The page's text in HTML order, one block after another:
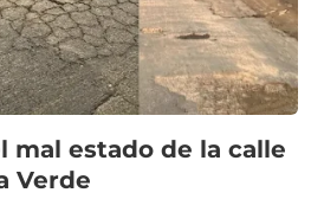
mal estado de la calle
Verde